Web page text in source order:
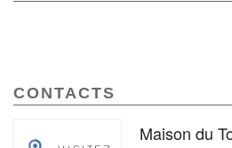
CONTACTS
Maison du